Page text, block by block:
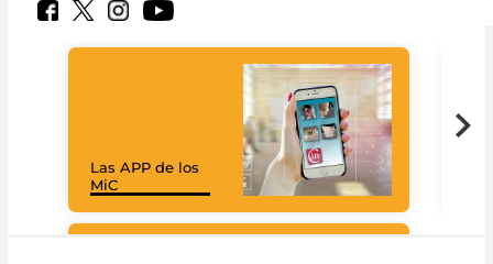
Las APP de los
MiC